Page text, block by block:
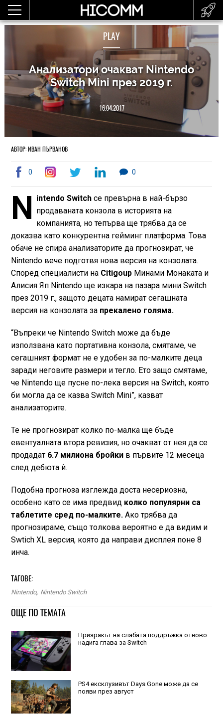
PLAY
Анализатори очакват Nintendo
Switch Mini през 2019 г.
16.04.2017
АВТОР: ИВАН ПЪРВАНОВ
0 0
N intendo Switch се превърна в най-бързо
продаваната конзола в историята на
компанията, но тепърва ще трябва да се
доказва като конкурентна гейминг платформа. Това
обаче не спира анализаторите да прогнозират, че
Nintendo вече подготвя нова версия на конзолата.
Според специалисти на СitigoupМинами Монаката и
Алисия Яп Nintendo ще изкара на пазара мини Switch
през 2019 г., защото децата намират сегашната
версия на конзолата запрекалено голяма.
“Въпреки че Nintendo Switch може да бъде
използвана като портативна конзола, смятаме, че
сегашният формат не е удобен за по-малките деца
заради неговите размери и тегло. Ето защо смятаме,
че Nintendo ще пусне по-лека версия на Switch, която
би могла да се казва Switch Mini”, казват
анализаторите.
Те не прогнозират колко по-малка ще бъде
евентуалната втора ревизия, но очакват от нея да се
продадат6.7 милиона бройкив първите 12 месеца
след дебюта ѝ.
Подобна прогноза изглежда доста несериозна,
особено като се има предвидколко популярни са
таблетите сред по-малките.Ако трябва да
прогнозираме, също толкова вероятно е да видим и
Swtich XL версия, която да направи дисплея поне 8
инча.
ТАГОВЕ:
Nintendo, Nintendo Switch
ОЩЕ ПО ТЕМАТА
Призракът на слабата поддръжка отново
надига глава за Switch
PS4 ексклузивът Days Gone може да се
появи през август